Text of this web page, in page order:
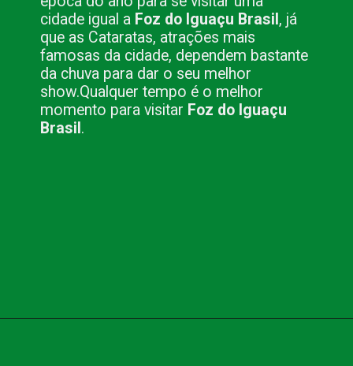
cidade igual a Foz do Iguaçu Brasil , já
que as Cataratas, atrações mais
famosas da cidade, dependem bastante
da chuva para dar o seu melhor
show.Qualquer tempo é o melhor
momento para visitar Foz do Iguaçu
Brasil .